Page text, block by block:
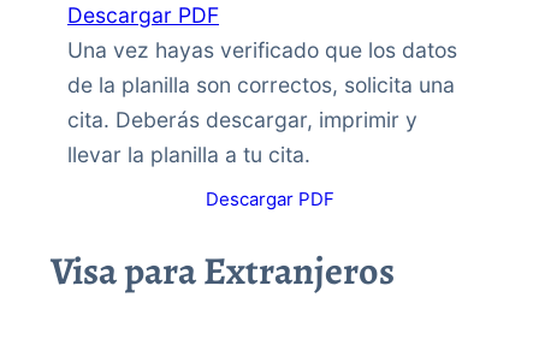
Descargar PDF
Una vez hayas verificado que los datos
de la planilla son correctos, solicita una
cita. Deberás descargar, imprimir y
llevar la planilla a tu cita.
Descargar PDF
Visa para Extranjeros